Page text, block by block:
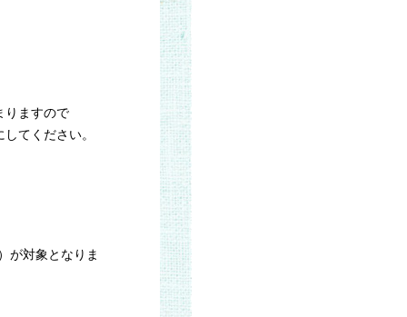
りますので
てください。
が対象となりま